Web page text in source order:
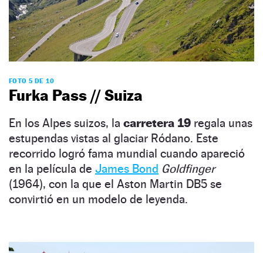
FOTO 5 DE 10
Furka Pass // Suiza
En los Alpes suizos, la carretera 19 regala unas
estupendas vistas al glaciar Ródano. Este
recorrido logró fama mundial cuando apareció
en la película de James Bond Goldfinger
(1964), con la que el Aston Martin DB5 se
convirtió en un modelo de leyenda.